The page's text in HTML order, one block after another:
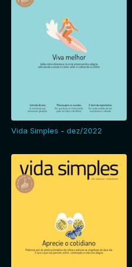
Vida Simples - dez/2022